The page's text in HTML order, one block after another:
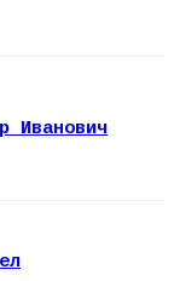
Иванович